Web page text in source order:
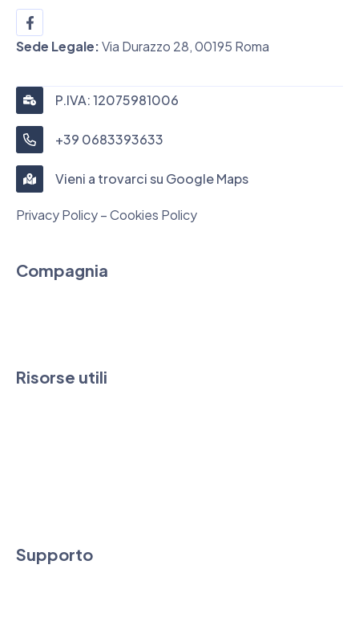
Sede Legale:Via Durazzo 28, 00195 Roma
P.IVA: 12075981006
+39 0683393633
Vieni a trovarci su Google Maps
Privacy Policy – Cookies Policy
Compagnia
Risorse utili
Supporto